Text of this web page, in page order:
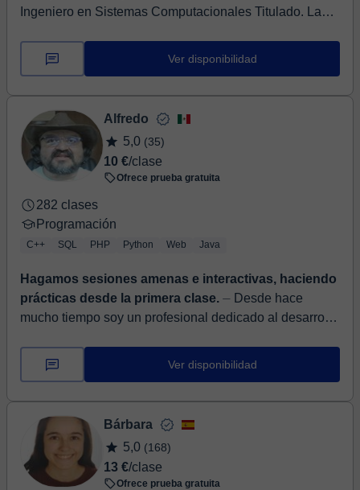
Ingeniero en Sistemas Computacionales Titulado. Las
secundaria, bachillerato y universidad, aunqu...
Ver disponibilidad
Alfredo
5,0 (35)
10 €/clase
Ofrece prueba gratuita
282 clases
Programación
C++ SQL PHP Python Web Java
Hagamos sesiones amenas e interactivas, haciendo
prácticas desde la primera clase. ⏤ Desde hace
mucho tiempo soy un profesional dedicado al desarrollo
aplicando las más sobresalien...
Ver disponibilidad
Bárbara
5,0 (168)
13 €/clase
Ofrece prueba gratuita